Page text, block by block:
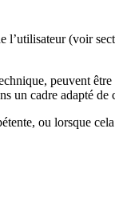
l’utilisateur (voir
peuvent
un cadre adapté de
ou lorsque